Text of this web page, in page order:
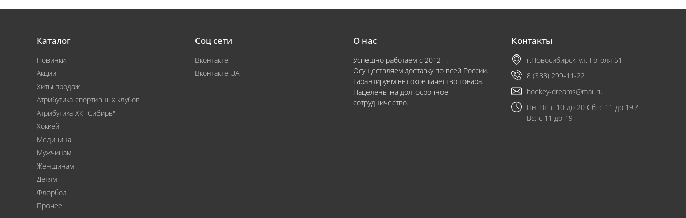
Каталог
Новинки
Акции
Хиты продаж
Атрибутика спортивных клубов
Атрибутика ХК "Сибирь"
Хоккей
Медицина
Мужчинам
Женщинам
Детям
Флорбол
Прочее
Соц сети
Вконтакте
Вконтакте UA
О нас
Успешно работаем с 2012 г.
Осуществляем доставку по всей России.
Гарантируем высокое качество товара.
Нацелены на долгосрочное
сотрудничество.
Контакты
г.Новосибирск, ул. Гоголя 51
8 (383) 299-11-22
hockey-dreams@mail.ru
Пн-Пт: с 10 до 20 Сб: с 11 до 19 /
Вс: с 11 до 19